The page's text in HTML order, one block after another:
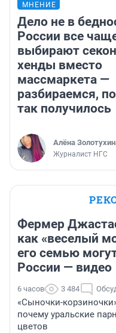
МНЕНИЕ
Дело не в
России все
выбирают
хенды вместо
массмаркета —
разбираемся,
так получилось
Алёна
Журналист НГС
Фермер
как «веселый
его семью
России — видео
6 часов 3 484
«Сыночки-
почему уральские
цветов